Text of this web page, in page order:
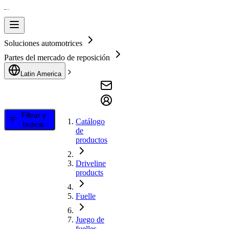
Soluciones automotrices
Partes del mercado de reposición
Latin America
Filtrar y
buscar
Catálogo
de
productos
Driveline
products
Fuelle
Juego de